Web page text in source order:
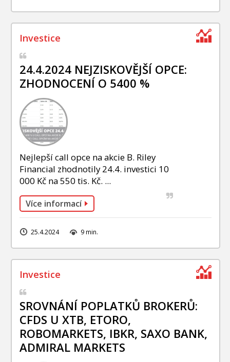
24.4.2024 NEJZISKOVĚJŠÍ OPCE:
ZHODNOCENÍ O 5400 %
Nejlepší call opce na akcie B. Riley
Financial zhodnotily 24.4. investici 10
000 Kč na 550 tis. Kč. ...
Více informací
25.4.2024 9 min.
SROVNÁNÍ POPLATKŮ BROKERŮ:
CFDS U XTB, ETORO,
ROBOMARKETS, IBKR, SAXO BANK,
ADMIRAL MARKETS